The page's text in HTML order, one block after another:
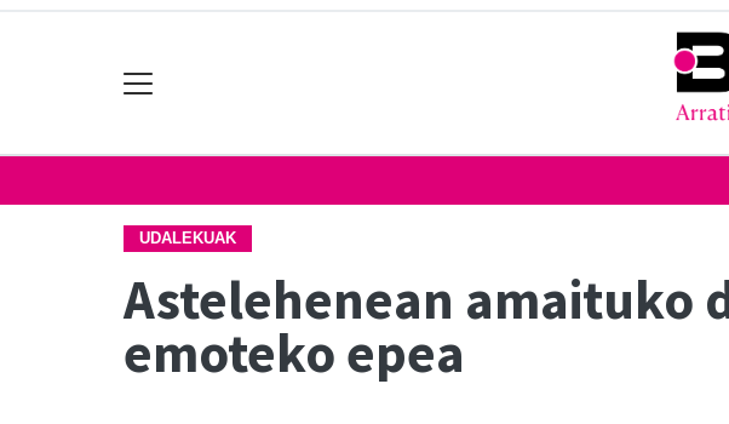
UDALEKUAK
Astelehenean amaituko
emoteko epea